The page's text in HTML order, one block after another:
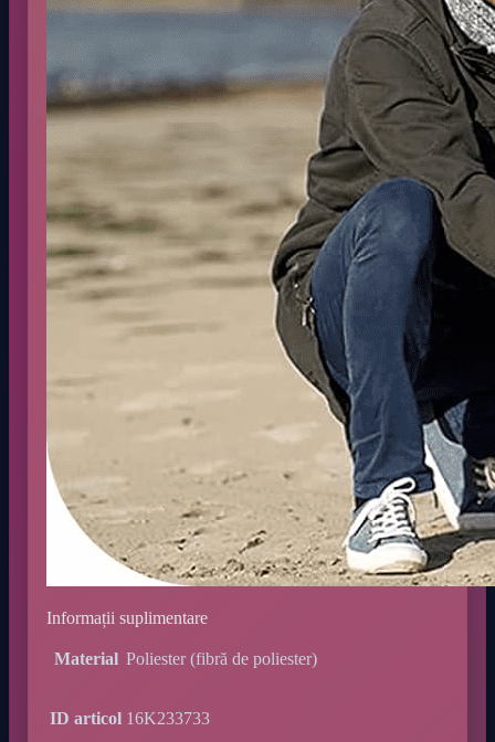
Informații suplimentare
Material Poliester (fibră de poliester)
ID articol 16K233733